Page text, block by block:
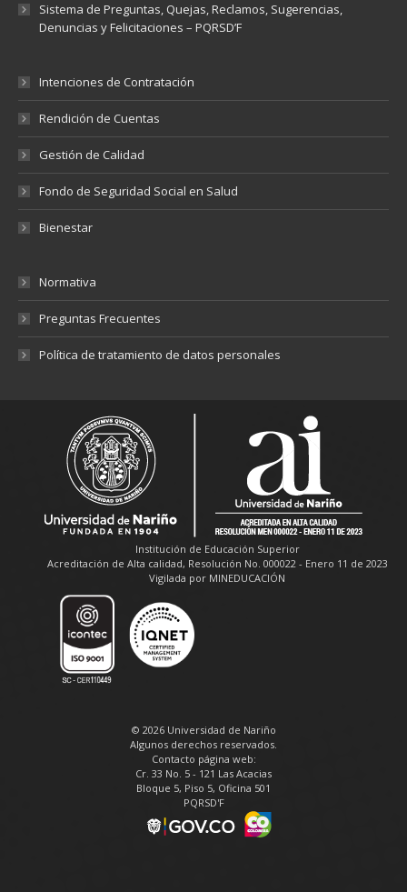
Sistema de Preguntas, Quejas, Reclamos, Sugerencias,
Denuncias y Felicitaciones – PQRSD’F
Intenciones de Contratación
Rendición de Cuentas
Gestión de Calidad
Fondo de Seguridad Social en Salud
Bienestar
Normativa
Preguntas Frecuentes
Política de tratamiento de datos personales
Institución de Educación Superior
Acreditación de Alta calidad, Resolución No. 000022 - Enero 11 de 2023
Vigilada por MINEDUCACIÓN
© 2026 Universidad de Nariño
Algunos derechos reservados.
Contacto página web:
Cr. 33 No. 5 - 121 Las Acacias
Bloque 5, Piso 5, Oficina 501
PQRSD'F